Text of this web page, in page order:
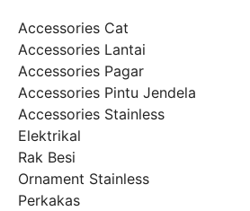
Accessories Cat
Accessories Lantai
Accessories Pagar
Accessories Pintu Jendela
Accessories Stainless
Elektrikal
Rak Besi
Ornament Stainless
Perkakas